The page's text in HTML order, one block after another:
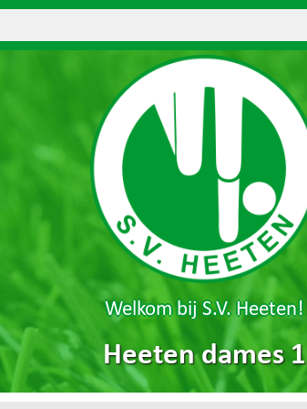
Welkom bij S.V. Heeten!
Heeten dames 1